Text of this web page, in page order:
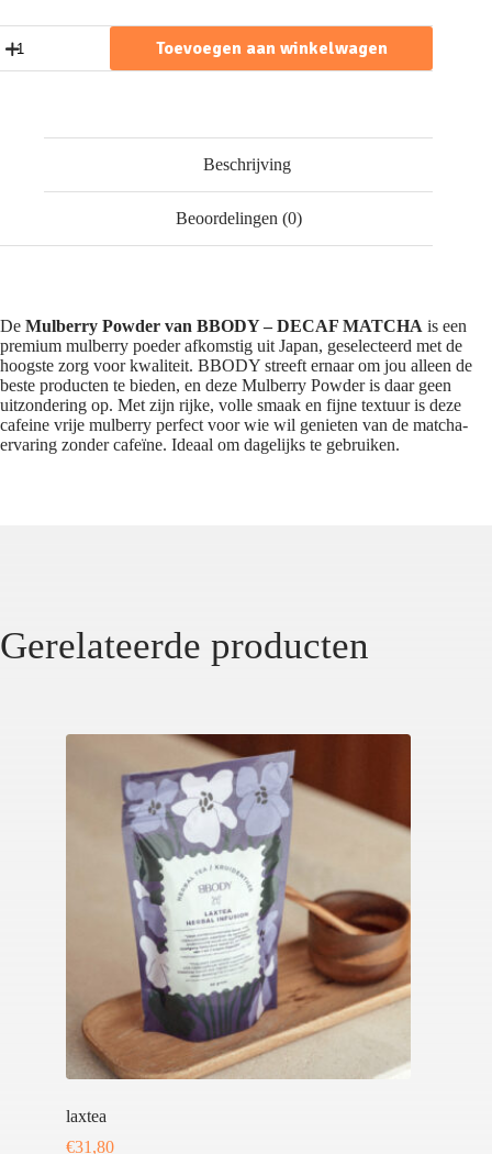
powder
aantal
Toevoegen aan winkelwagen
Beschrijving
Beoordelingen (0)
De Mulberry Powder van BBODY – DECAF MATCHA is een
premium mulberry poeder afkomstig uit Japan, geselecteerd met de
hoogste zorg voor kwaliteit. BBODY streeft ernaar om jou alleen de
beste producten te bieden, en deze Mulberry Powder is daar geen
uitzondering op. Met zijn rijke, volle smaak en fijne textuur is deze
cafeine vrije mulberry perfect voor wie wil genieten van de matcha-
ervaring zonder cafeïne. Ideaal om dagelijks te gebruiken.
Gerelateerde producten
laxtea
€31,80